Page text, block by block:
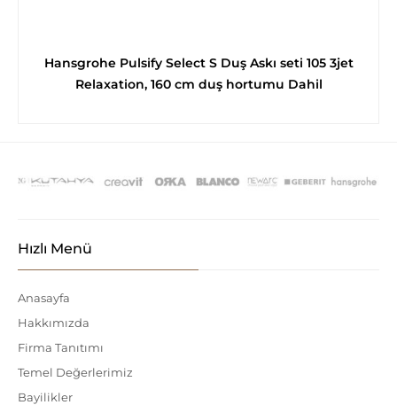
Hansgrohe Pulsify Select S Duş Askı seti 105 3jet
Relaxation, 160 cm duş hortumu Dahil
Hızlı Menü
Anasayfa
Hakkımızda
Firma Tanıtımı
Temel Değerlerimiz
Bayilikler